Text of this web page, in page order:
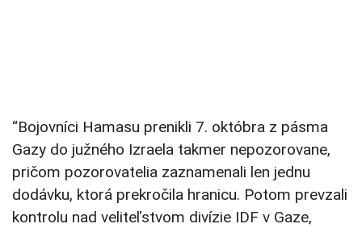
“Bojovníci Hamasu prenikli 7. októbra z pásma
Gazy do južného Izraela takmer nepozorovane,
pričom pozorovatelia zaznamenali len jednu
dodávku, ktorá prekročila hranicu. Potom prevzali
kontrolu nad veliteľstvom divízie IDF v Gaze,